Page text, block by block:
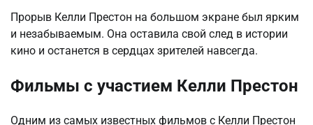
Прорыв Келли Престон на большом экране был ярким
и незабываемым. Она оставила свой след в истории
кино и останется в сердцах зрителей навсегда.
Фильмы с участием Келли Престон
Одним из самых известных фильмов с Келли Престон